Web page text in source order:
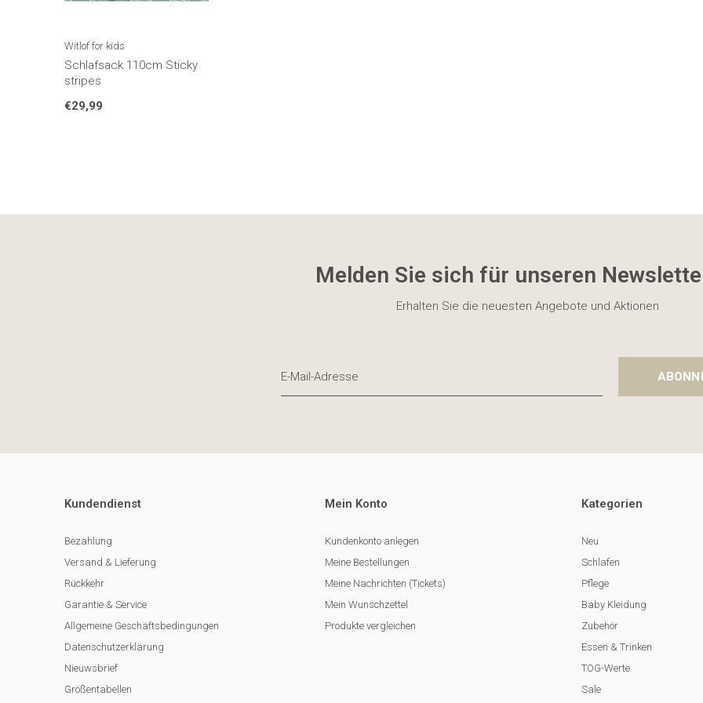
Witlof for kids
Schlafsack 110cm Sticky
stripes
€29,99
Melden Sie sich für unseren
Erhalten Sie die neuesten Angebote und Aktionen
Kundendienst
Bezahlung
Versand & Lieferung
Rückkehr
Garantie & Service
Allgemeine Geschäftsbedingungen
Datenschutzerklärung
Nieuwsbrief
Größentabellen
Mein Konto
Kundenkonto anlegen
Meine Bestellungen
Meine Nachrichten (Tickets)
Mein Wunschzettel
Produkte vergleichen
Kategorien
Neu
Schlafen
Pflege
Baby Kleidung
Zubehör
Essen & Trinken
TOG-Werte
Sale